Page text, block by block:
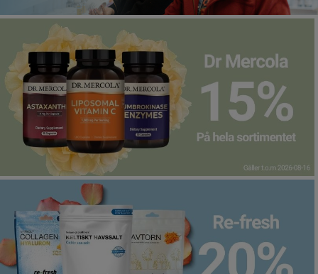
Superfood
Hudvård
Kristaller
Infrarött Ljus
Vattenrening & Övrigt
Transdermala plåster
Fyndlådan